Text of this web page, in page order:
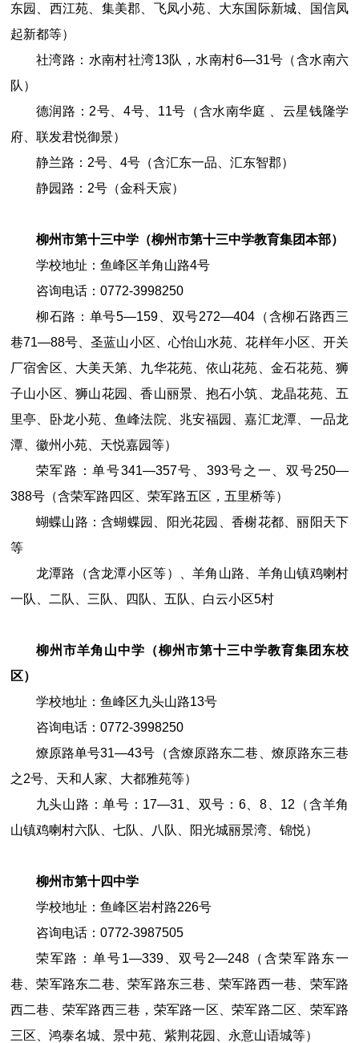
东园、西江苑、集美郡、飞凤小苑、大东国际新城、国信凤
起新都等）
社湾路：水南村社湾13队，水南村6—31号（含水南六
队）
德润路：2号、4号、11号（含水南华庭 、云星钱隆学
府、联发君悦御景）
静兰路：2号、4号（含汇东一品、汇东智郡）
静园路：2号（金科天宸）
柳州市第十三中学（柳州市第十三中学教育集团本部）
学校地址：鱼峰区羊角山路4号
咨询电话： 0772-3998250
柳石路：单号5—159、双号272—404（含柳石路西三
巷71—88号、圣蓝山小区、心怡山水苑、花样年小区、开关
厂宿舍区、大美天第、九华花苑、依山花苑、金石花苑、狮
子山小区、狮山花园、香山丽景、抱石小筑、龙晶花苑、五
里亭、卧龙小苑、鱼峰法院、兆安福园、嘉汇龙潭、一品龙
潭、徽州小苑、天悦嘉园等）
荣军路：单号341—357号、393号之一、双号250—
388号（含荣军路四区、荣军路五区，五里桥等）
蝴蝶山路：含蝴蝶园、阳光花园、香榭花都、丽阳天下
等
龙潭路（含龙潭小区等）、羊角山路、羊角山镇鸡喇村
一队、二队、三队、四队、五队、白云小区5村
柳州市羊角山中学（柳州市第十三中学教育集团东校
区）
学校地址：鱼峰区九头山路13号
咨询电话： 0772-3998250
燎原路单号31—43号（含燎原路东二巷、燎原路东三巷
之2号、天和人家、大都雅苑等）
九头山路：单号：17—31、双号：6、8、12（含羊角
山镇鸡喇村六队、七队、八队、阳光城丽景湾、锦悦）
柳州市第十四中学
学校地址：鱼峰区岩村路226号
咨询电话： 0772-3987505
荣军路：单号1—339、双号2—248（含荣军路东一
巷、荣军路东二巷、荣军路东三巷、荣军路西一巷、荣军路
西二巷、荣军路西三巷，荣军路一区、荣军路二区、荣军路
三区、鸿泰名城、景中苑、紫荆花园、永意山语城等）